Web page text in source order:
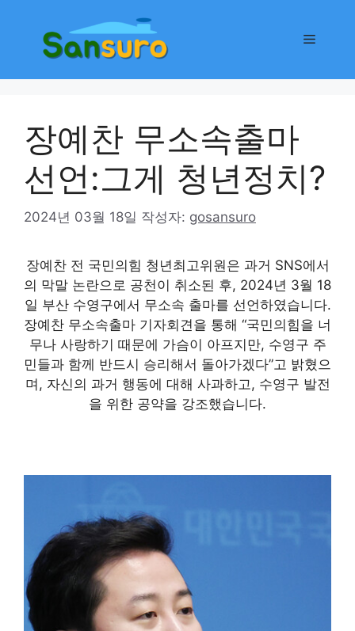
메
장예찬 무소속출마
선언:그게 청년정치?
2024년 03월 18일 작성자: gosansuro
장예찬 전 국민의힘 청년최고위원은 과거 SNS에서
의 막말 논란으로 공천이 취소된 후, 2024년 3월 18
일 부산 수영구에서 무소속 출마를 선언하였습니다.
장예찬 무소속출마 기자회견을 통해 “국민의힘을 너
무나 사랑하기 때문에 가슴이 아프지만, 수영구 주
민들과 함께 반드시 승리해서 돌아가겠다”고 밝혔으
며, 자신의 과거 행동에 대해 사과하고, 수영구 발전
을 위한 공약을 강조했습니다.